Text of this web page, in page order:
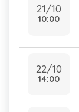
21/10
10:00
22/10
14:00